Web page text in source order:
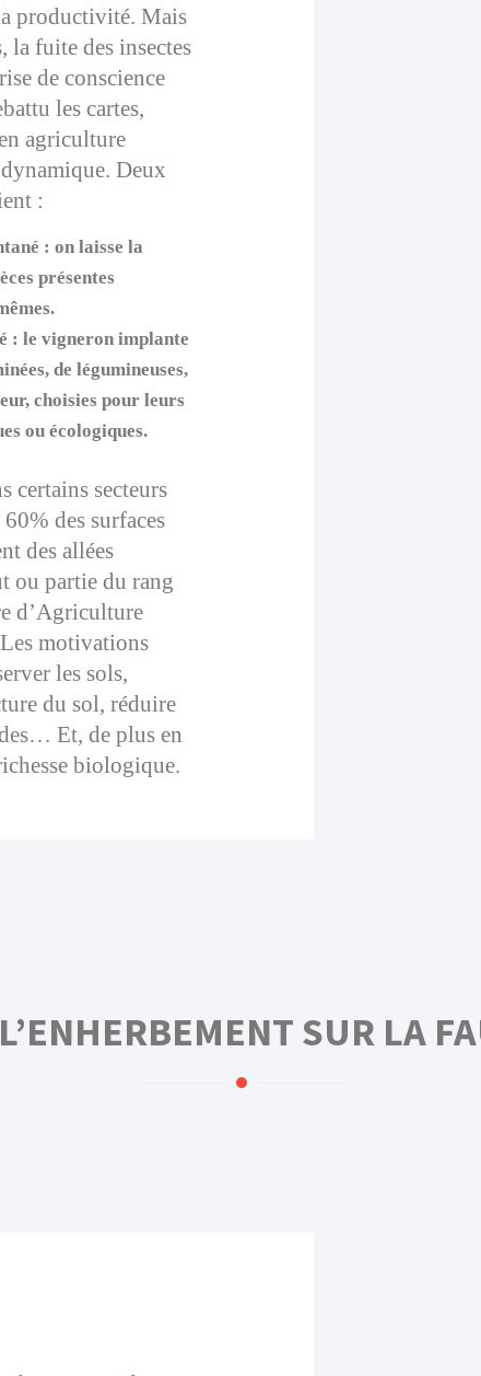
productivité. Mais
la fuite des insectes
de conscience
les cartes,
agriculture
Deux
:
: on laisse la
présentes
: le vigneron implante
de légumineuses,
choisies pour leurs
ou écologiques.
certains secteurs
des surfaces
des allées
ou partie du rang
d’Agriculture
motivations
les sols,
du sol, réduire
Et, de plus en
biologique.
SUR LA